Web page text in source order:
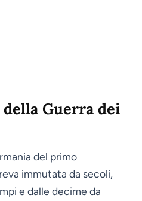
Guerra dei
del primo
immutata da secoli,
e dalle decime da